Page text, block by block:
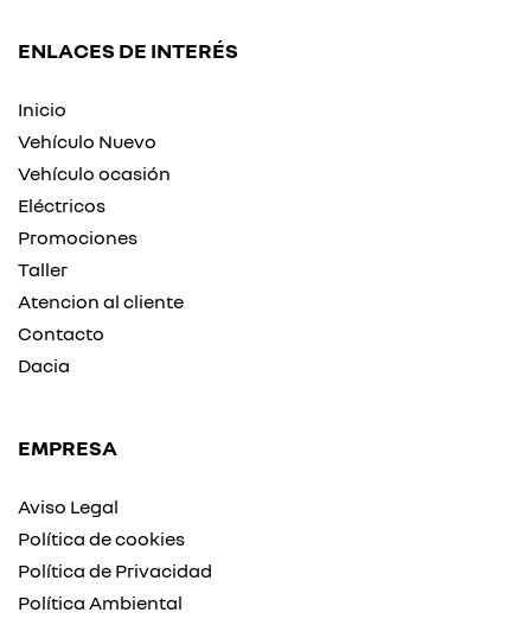
ENLACES DE INTERÉS
Inicio
Vehículo Nuevo
Vehículo ocasión
Eléctricos
Promociones
Taller
Atencion al cliente
Contacto
Dacia
EMPRESA
Aviso Legal
Política de cookies
Política de Privacidad
Política Ambiental